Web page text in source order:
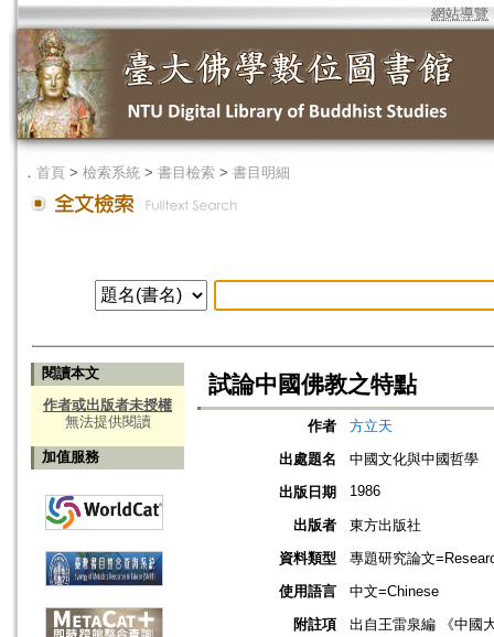
網站導覽
． 首頁 > 檢索系統 > 書目檢索 > 書目明細
閱讀本文
作者或出版者未授權
無法提供閱讀
加值服務
試論中國佛教之特點
作者
方立天
出處題名
中國文化與中國哲學
出版日期
1986
出版者
東方出版社
資料類型
專題研究論文
使用語言
中文=Chinese
附註項
出自王雷泉編 《中國